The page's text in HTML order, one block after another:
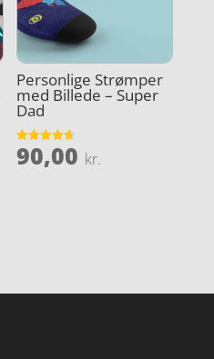
Personlige Strømper
med Billede – Super
Dad
Vurderet
4.6
90,00 kr.